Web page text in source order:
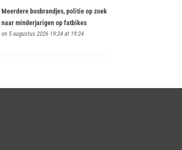
Meerdere bosbrandjes, politie op zoek
naar minderjarigen op fatbikes
on 5 augustus 2026 19:24 at 19:24